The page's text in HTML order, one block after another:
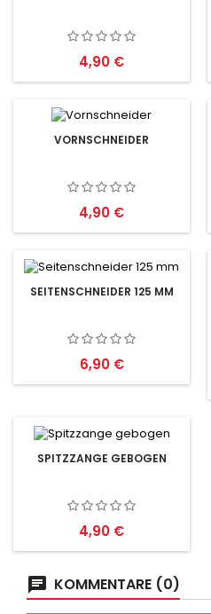
Preis
4,90 €
VORNSCHNEIDER
Preis
4,90 €
SEITENSCHNEIDER 125 MM
Preis
6,90 €
SPITZZANGE GEBOGEN
Preis
4,90 €
KOMMENTARE (0)